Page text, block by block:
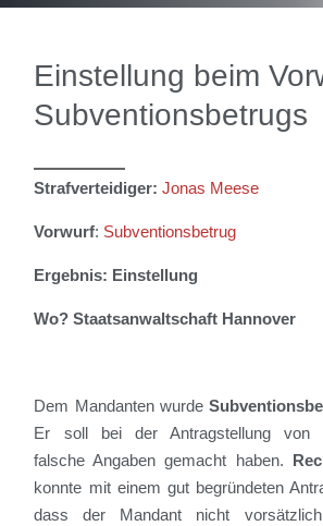
Einstellung beim
Subventionsbetrugs
Strafverteidiger:Jonas Meese
Vorwurf: Subventionsbetrug
Ergebnis: Einstellung
Wo?Staatsanwaltschaft Hannover
Dem Mandanten wurde
Er soll bei der Antragstellung von
falsche Angaben gemacht haben.
konnte mit einem gut begründeten
dass der Mandant nicht